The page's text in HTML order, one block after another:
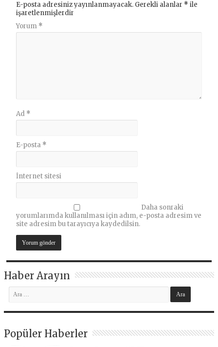
E-posta adresiniz yayınlanmayacak. Gerekli alanlar * ile
işaretlenmişlerdir
Yorum *
Ad *
E-posta *
İnternet sitesi
Daha sonraki
yorumlarımda kullanılması için adım, e-posta adresim ve
site adresim bu tarayıcıya kaydedilsin.
Haber Arayın
Popüler Haberler